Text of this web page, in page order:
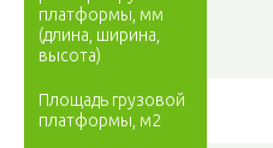
платформы, мм
(длина, ширина,
высота)
Площадь грузовой
платформы, м2